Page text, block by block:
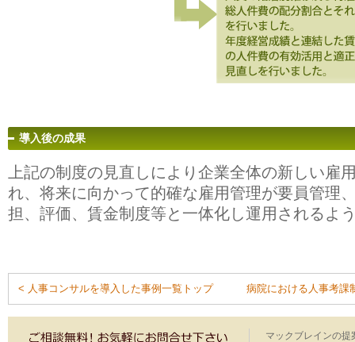
導入後の成果
上記の制度の見直しにより企業全体の新しい雇
れ、将来に向かって的確な雇用管理が要員管理
担、評価、賃金制度等と一体化し運用されるよ
< 人事コンサルを導入した事例一覧トップ 病院における人事考課
マックブレインの